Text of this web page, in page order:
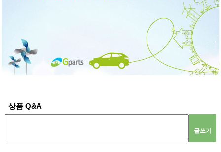
상품 Q&A
글쓰기